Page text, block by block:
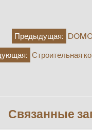
Предыдущая:
Строительная
Связанные